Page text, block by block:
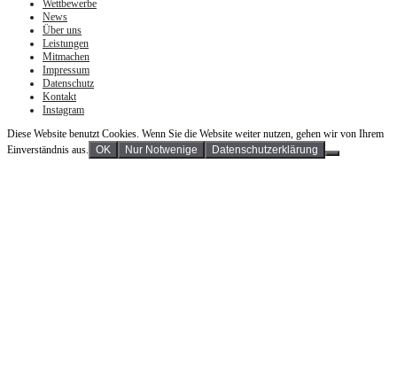
Wettbewerbe
News
Über uns
Leistungen
Mitmachen
Impressum
Datenschutz
Kontakt
Instagram
Diese Website benutzt Cookies. Wenn Sie die Website weiter nutzen, gehen wir von Ihrem
Einverständnis aus.
OK Nur Notwenige Datenschutzerklärung